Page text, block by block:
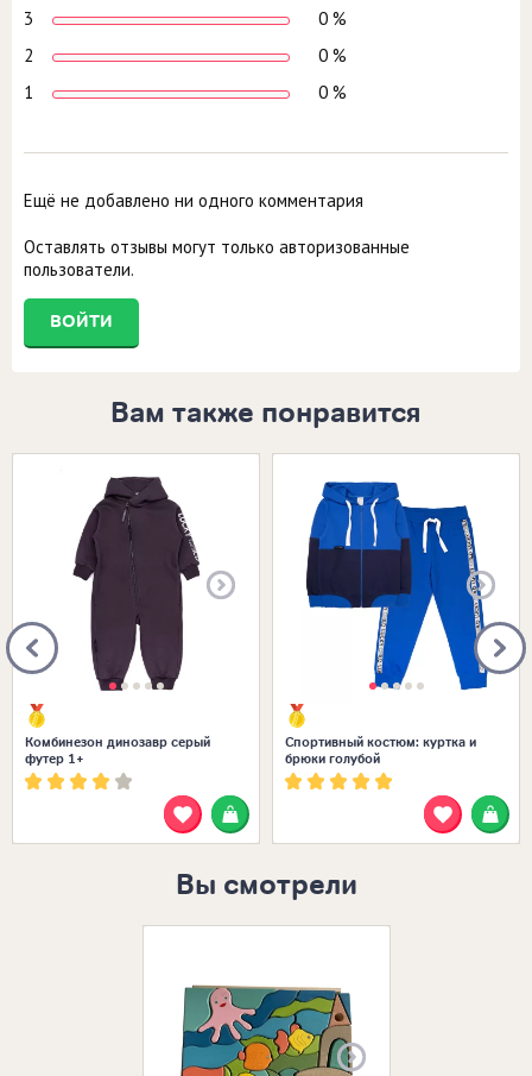
3
0 %
2
0 %
1
0 %
Ещё не добавлено ни одного комментария
Оставлять отзывы могут только авторизованные
пользователи.
ВОЙТИ
Вам также понравится
Размеры в наличии: Размеры в наличии:
Комбинезон динозавр серый
футер 1+
Спортивный костюм: куртка и
брюки голубой
Вы смотрели